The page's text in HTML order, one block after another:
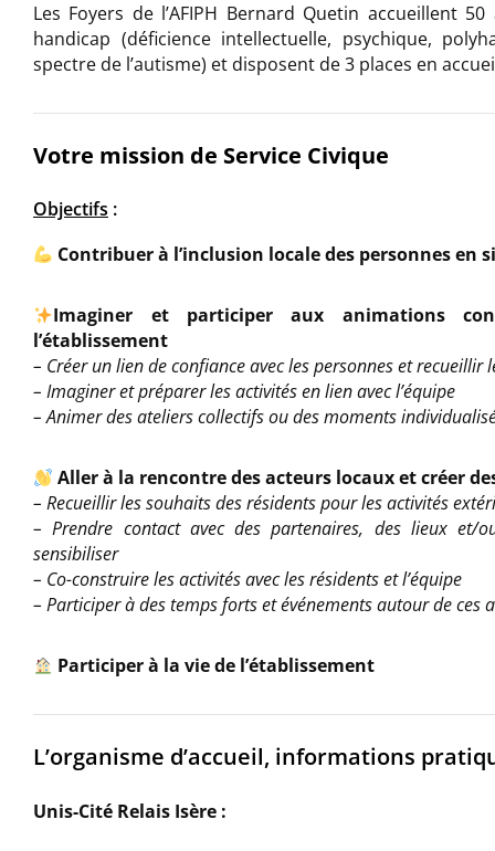
Les Foyers de l’AFIPH Bernard Quetin accueillent
handicap (déficience intellectuelle, psychique,
spectre de l’autisme) et disposent de 3 places en
Votre mission de Service Civique
Objectifs :
Contribuer à l’inclusion locale des personnes en
Imaginer et participer aux animations
l’établissement
– Créer un lien de confiance avec les personnes et recueillir
– Imaginer et préparer les activités en lien avec l’équipe
– Animer des ateliers collectifs ou des moments
Aller à la rencontre des acteurs locaux et créer
– Recueillir les souhaits des résidents pour les activités
– Prendre contact avec des partenaires, des lieux et/
sensibiliser
– Co-construire les activités avec les résidents et l’équipe
– Participer à des temps forts et événements autour de ces
Participer à la vie de l’établissement
L’organisme d’accueil, informations
Unis-Cité Relais Isère :